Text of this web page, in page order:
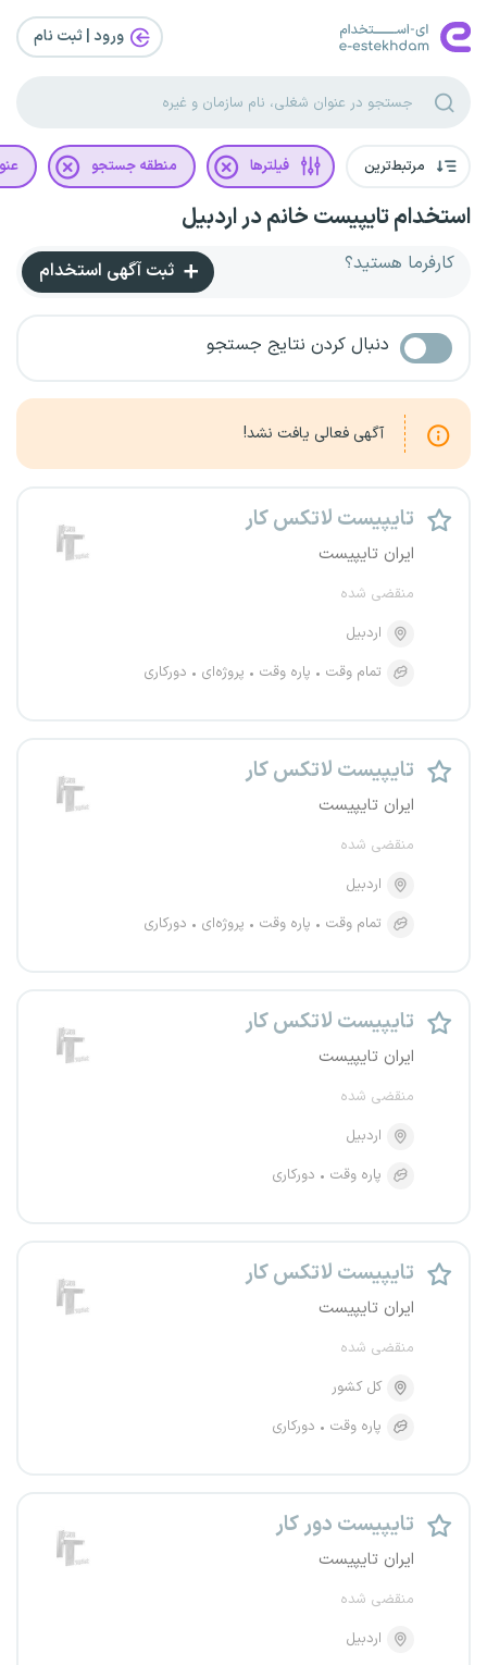
ورود | ثبت‌ نام
مرتبط‌ترین فیلترها منطقه جستجو
استخدام تایپیست خانم در اردبیل
کارفرما هستید؟ ثبت آگهی استخدام
دنبال کردن نتایج جستجو
آگهی فعالی یافت نشد!
تایپیست لاتکس کار
ایران تایپیست
منقضی شده
اردبیل
تمام وقت
پاره وقت پروژه‌ای دورکاری
تایپیست لاتکس کار
ایران تایپیست
منقضی شده
اردبیل
تمام وقت
پاره وقت پروژه‌ای دورکاری
تایپیست لاتکس کار
ایران تایپیست
منقضی شده
اردبیل
پاره وقت
دورکاری
تایپیست لاتکس کار
ایران تایپیست
منقضی شده
کل کشور
پاره وقت
دورکاری
تایپیست دور کار
ایران تایپیست
منقضی شده
اردبیل